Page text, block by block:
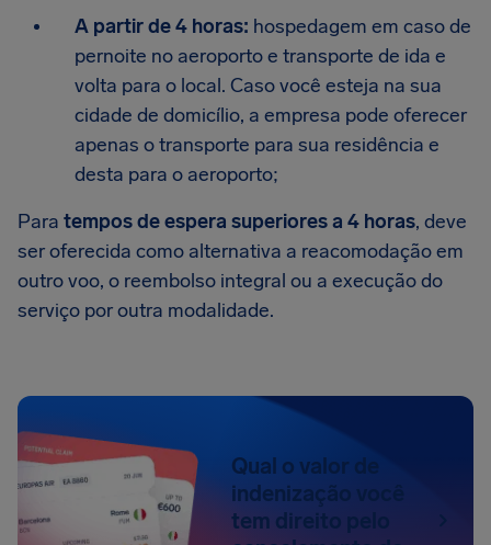
A partir de 4 horas: hospedagem em caso de
pernoite no aeroporto e transporte de ida e
volta para o local. Caso você esteja na sua
cidade de domicílio, a empresa pode oferecer
apenas o transporte para sua residência e
desta para o aeroporto;
Para tempos de espera superiores a 4 horas, deve
ser oferecida como alternativa a reacomodação em
outro voo, o reembolso integral ou a execução do
serviço por outra modalidade.
Qual o valor de
indenização você
tem direito pelo